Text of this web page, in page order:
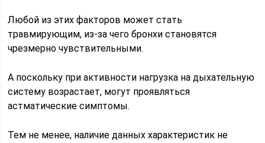
Любой из этих факторов может стать
травмирующим, из-за чего бронхи становятся
чрезмерно чувствительными.
А поскольку при активности нагрузка на дыхательную
систему возрастает, могут проявляться
астматические симптомы.
Тем не менее, наличие данных характеристик не